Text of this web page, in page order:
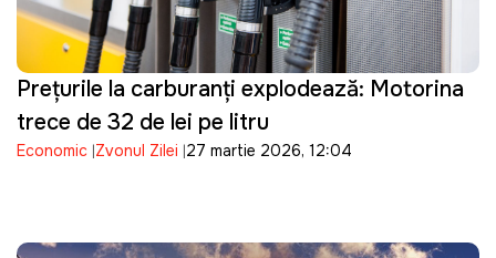
Prețurile la carburanți explodează: Motorina
trece de 32 de lei pe litru
Economic Zvonul Zilei 27 martie 2026, 12:04